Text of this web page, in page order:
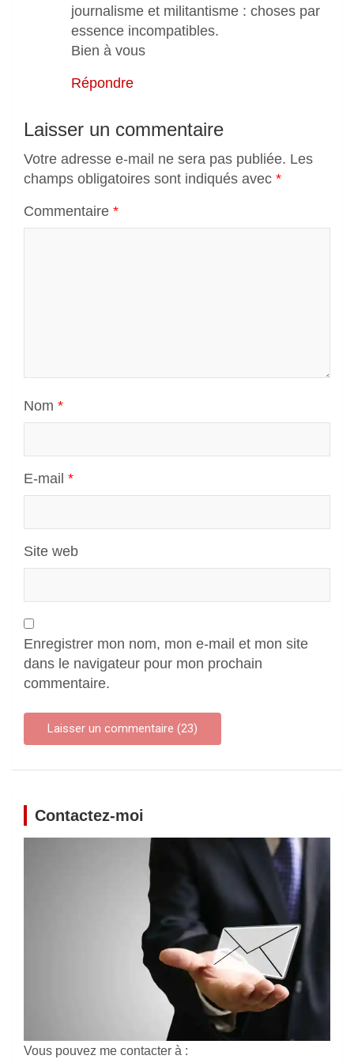
journalisme et militantisme : choses par
essence incompatibles.
Bien à vous
Répondre
Laisser un commentaire
Votre adresse e-mail ne sera pas publiée. Les
champs obligatoires sont indiqués avec *
Commentaire *
Nom *
E-mail *
Site web
Enregistrer mon nom, mon e-mail et mon site
dans le navigateur pour mon prochain
commentaire.
Contactez-moi
Vous pouvez me contacter à :